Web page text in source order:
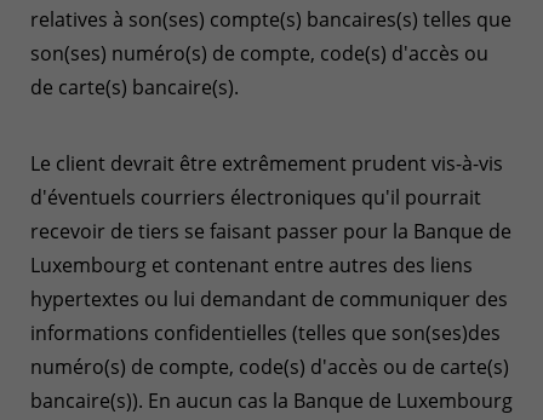
relatives à son(ses) compte(s) bancaires(s) telles que
son(ses) numéro(s) de compte, code(s) d'accès ou
de carte(s) bancaire(s).
Le client devrait être extrêmement prudent vis-à-vis
d'éventuels courriers électroniques qu'il pourrait
recevoir de tiers se faisant passer pour la Banque de
Luxembourg et contenant entre autres des liens
hypertextes ou lui demandant de communiquer des
informations confidentielles (telles que son(ses)des
numéro(s) de compte, code(s) d'accès ou de carte(s)
bancaire(s)). En aucun cas la Banque de Luxembourg